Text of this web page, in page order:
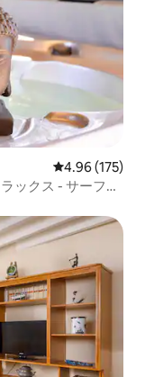
レビュー175
4.96 (175)
ックス - サーフィ